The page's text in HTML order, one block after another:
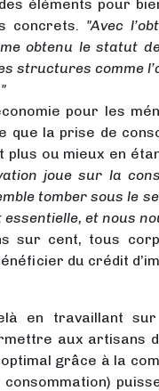
éléments pour
concrets.
"Avec
obtenu le statut
structures comme
pour les
que la prise de
ou mieux en
joue sur la
tomber sous le
et nous
sur cent, tous
du crédit
en travaillant
aux
grâce à la